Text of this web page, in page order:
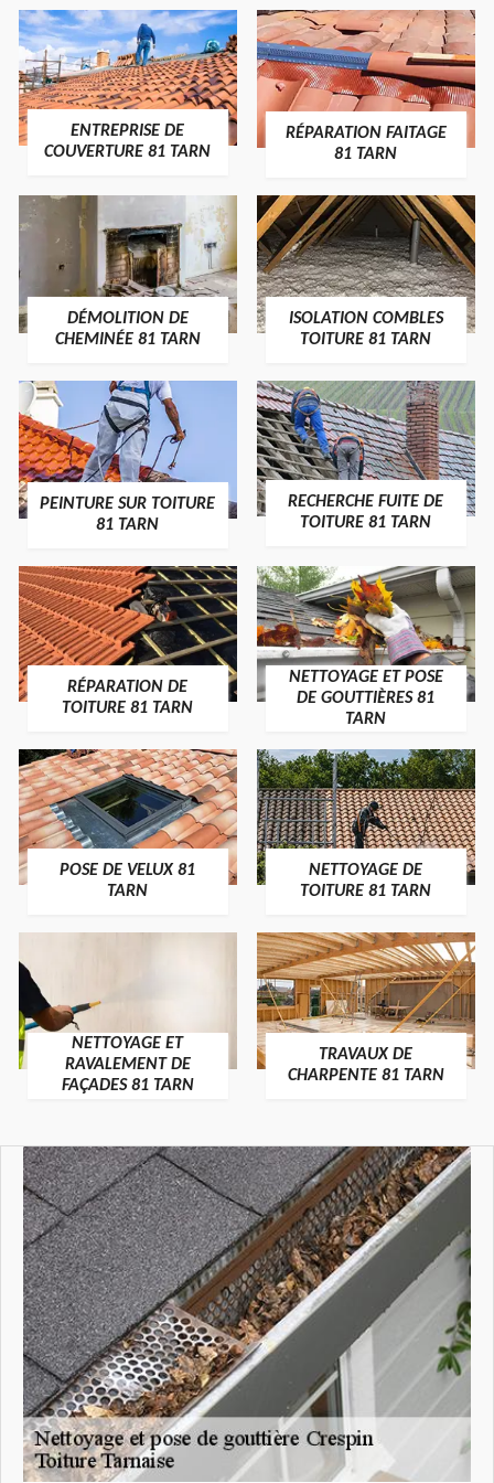
ENTREPRISE DE
COUVERTURE 81 TARN
RÉPARATION FAITAGE
81 TARN
DÉMOLITION DE
CHEMINÉE 81 TARN
ISOLATION COMBLES
TOITURE 81 TARN
PEINTURE SUR TOITURE
81 TARN
RECHERCHE FUITE DE
TOITURE 81 TARN
RÉPARATION DE
TOITURE 81 TARN
NETTOYAGE ET POSE
DE GOUTTIÈRES 81
TARN
POSE DE VELUX 81
TARN
NETTOYAGE DE
TOITURE 81 TARN
NETTOYAGE ET
RAVALEMENT DE
FAÇADES 81 TARN
TRAVAUX DE
CHARPENTE 81 TARN